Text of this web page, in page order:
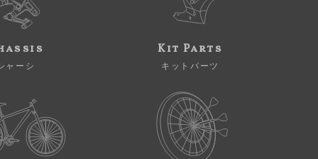
ャーシ
Kit Parts
キットパーツ